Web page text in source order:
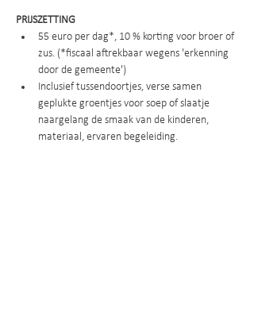
PRIJSZETTING
55 euro per dag*, 10 % korting voor broer of
zus. (*fiscaal aftrekbaar wegens 'erkenning
door de gemeente')
Inclusief tussendoortjes, verse samen
geplukte groentjes voor soep of slaatje
naargelang de smaak van de kinderen,
materiaal, ervaren begeleiding.